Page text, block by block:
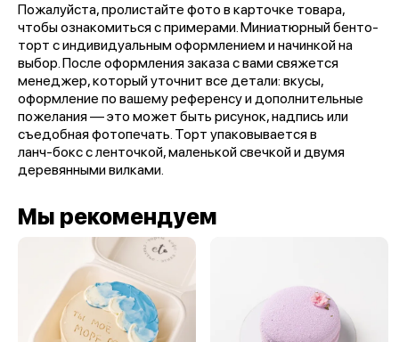
Пожалуйста, пролистайте фото в карточке товара,
чтобы ознакомиться с примерами. Миниатюрный бенто-
торт с индивидуальным оформлением и начинкой на
выбор. После оформления заказа с вами свяжется
менеджер, который уточнит все детали: вкусы,
оформление по вашему референсу и дополнительные
пожелания — это может быть рисунок, надпись или
съедобная фотопечать. Торт упаковывается в
ланч‑бокс с ленточкой, маленькой свечкой и двумя
деревянными вилками.
Мы рекомендуем